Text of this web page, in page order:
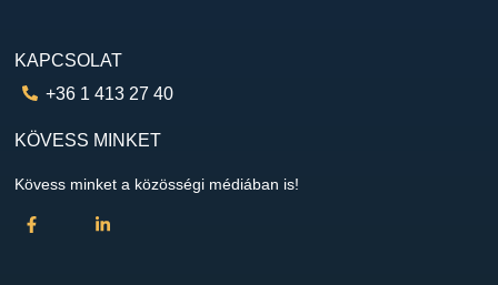
KAPCSOLAT
+36 1 413 27 40
KÖVESS MINKET
Kövess minket a közösségi médiában is!